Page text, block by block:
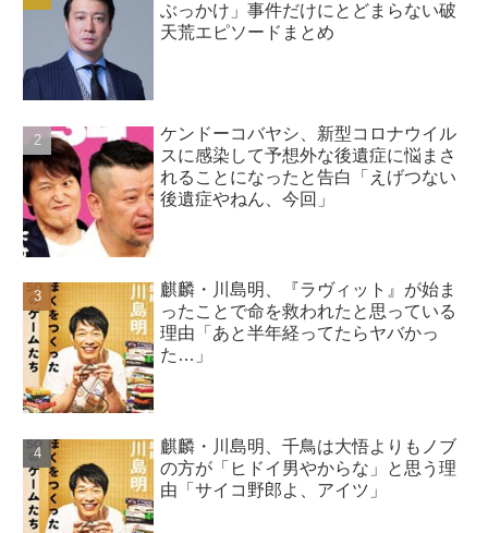
ぶっかけ」事件だけにとどまらない破
天荒エピソードまとめ
ケンドーコバヤシ、新型コロナウイル
スに感染して予想外な後遺症に悩まさ
れることになったと告白「えげつない
後遺症やねん、今回」
麒麟・川島明、『ラヴィット』が始ま
ったことで命を救われたと思っている
理由「あと半年経ってたらヤバかっ
た…」
麒麟・川島明、千鳥は大悟よりもノブ
の方が「ヒドイ男やからな」と思う理
由「サイコ野郎よ、アイツ」